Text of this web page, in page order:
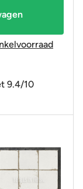
9.4/10